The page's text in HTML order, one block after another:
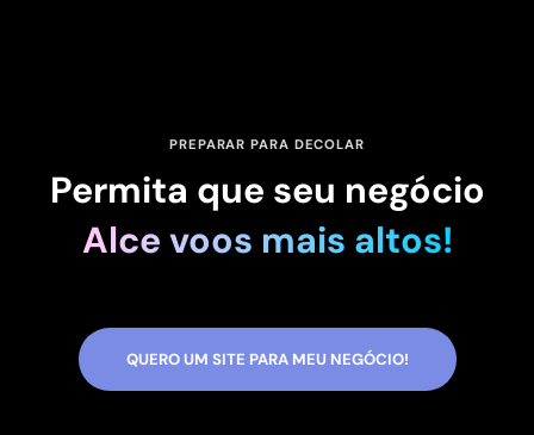
PREPARAR PARA DECOLAR
Permita que seu negócio
Alce voos mais altos!
QUERO UM SITE PARA MEU NEGÓCIO!